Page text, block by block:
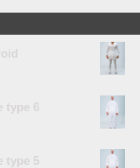
type 6
type 5